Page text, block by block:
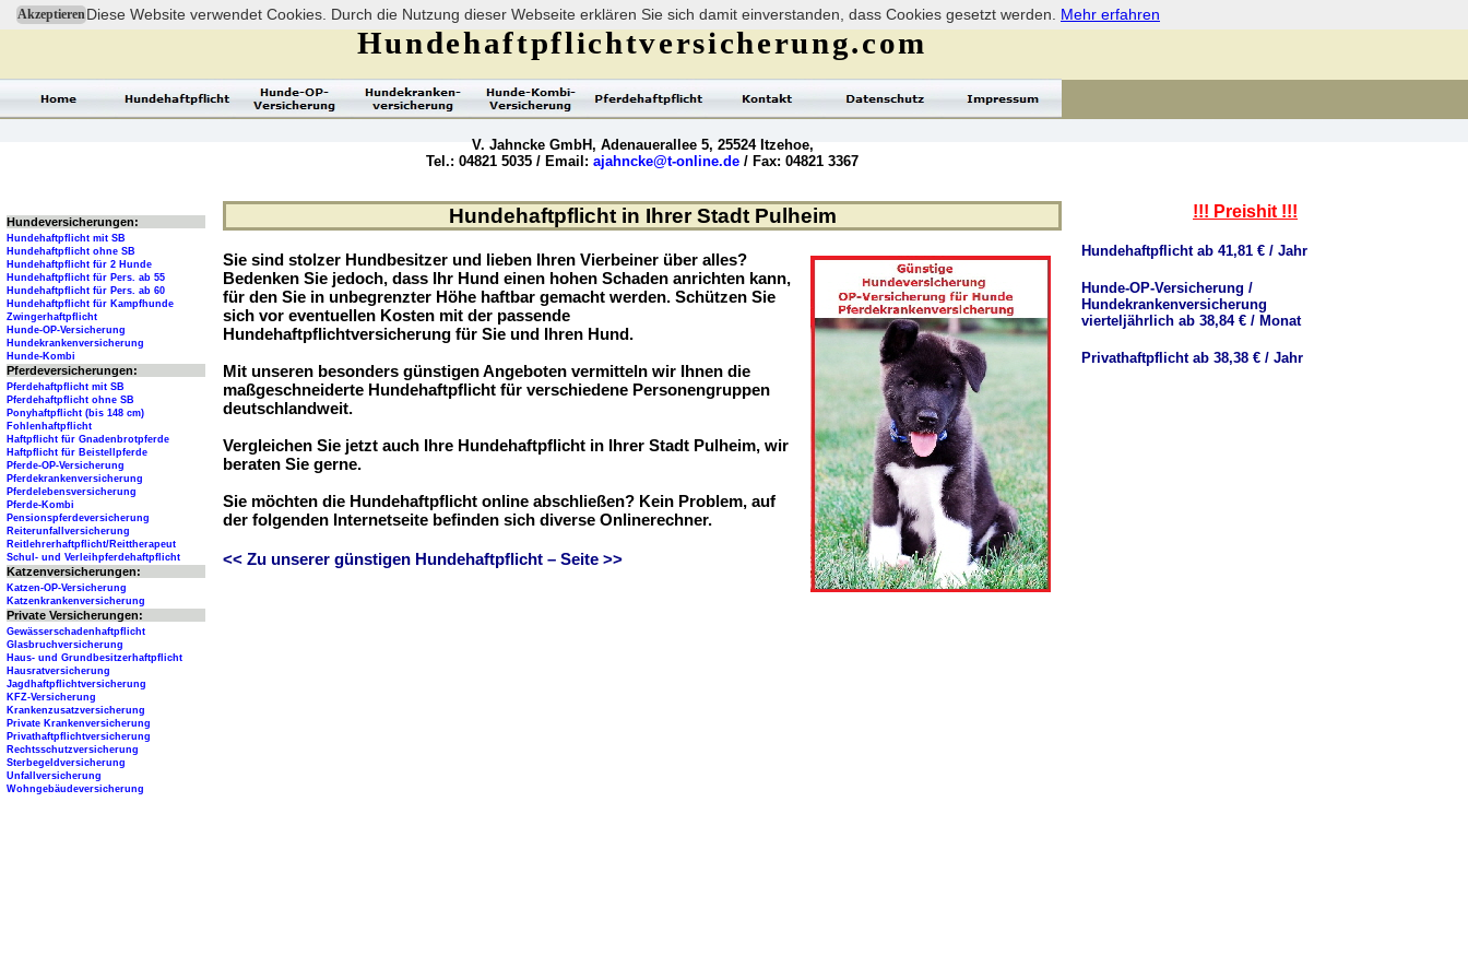
AkzeptierenDiese Website verwendet Cookies. Durch die Nutzung dieser Webseite erklären Sie sich damit einverstanden, dass Cookies gesetzt werden. Mehr erfahren
Hundehaftpflicht in Ihrer Stadt Pulheim
Sie sind stolzer Hundbesitzer und lieben Ihren Vierbeiner über alles?
Bedenken Sie jedoch, dass Ihr Hund einen hohen Schaden anrichten kann,
für den Sie in unbegrenzter Höhe haftbar gemacht werden. Schützen Sie
sich vor eventuellen Kosten mit der passende
Hundehaftpflichtversicherung für Sie und Ihren Hund.
Mit unseren besonders günstigen Angeboten vermitteln wir Ihnen die
maßgeschneiderte Hundehaftpflicht für verschiedene Personengruppen
deutschlandweit.
Vergleichen Sie jetzt auch Ihre Hundehaftpflicht in Ihrer Stadt Pulheim, wir
beraten Sie gerne.
Sie möchten die Hundehaftpflicht online abschließen? Kein Problem, auf
der folgenden Internetseite befinden sich diverse Onlinerechner.
<< Zu unserer günstigen Hundehaftpflicht – Seite >>
Hundehaftpflichtversicherung.com
V. Jahncke GmbH, Adenauerallee 5, 25524 Itzehoe,
Tel.: 04821 5035 / Email: ajahncke@t-online.de / Fax: 04821 3367
!!! Preishit !!!
Hundehaftpflicht ab 41,81 € / Jahr
Hunde-OP-Versicherung /
Hundekrankenversicherung
vierteljährlich ab 38,84 € / Monat
Privathaftpflicht ab 38,38 € / Jahr
Hundeversicherungen:
Hundehaftpflicht mit SB
Hundehaftpflicht ohne SB
Hundehaftpflicht für 2 Hunde
Hundehaftpflicht für Pers. ab 55
Hundehaftpflicht für Pers. ab 60
Hundehaftpflicht für Kampfhunde
Zwingerhaftpflicht
Hunde-OP-Versicherung
Hundekrankenversicherung
Hunde-Kombi
Pferdeversicherungen:
Pferdehaftpflicht mit SB
Pferdehaftpflicht ohne SB
Ponyhaftpflicht (bis 148 cm)
Fohlenhaftpflicht
Haftpflicht für Gnadenbrotpferde
Haftpflicht für Beistellpferde
Pferde-OP-Versicherung
Pferdekrankenversicherung
Pferdelebensversicherung
Pferde-Kombi
Pensionspferdeversicherung
Reiterunfallversicherung
Reitlehrerhaftpflicht/Reittherapeut
Schul- und Verleihpferdehaftpflicht
Katzenversicherungen:
Katzen-OP-Versicherung
Katzenkrankenversicherung
Private Versicherungen:
Gewässerschadenhaftpflicht
Glasbruchversicherung
Haus- und Grundbesitzerhaftpflicht
Hausratversicherung
Jagdhaftpflichtversicherung
KFZ-Versicherung
Krankenzusatzversicherung
Private Krankenversicherung
Privathaftpflichtversicherung
Rechtsschutzversicherung
Sterbegeldversicherung
Unfallversicherung
Wohngebäudeversicherung